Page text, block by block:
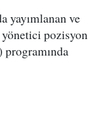
yayımlanan ve
yönetici pozisyon
programında